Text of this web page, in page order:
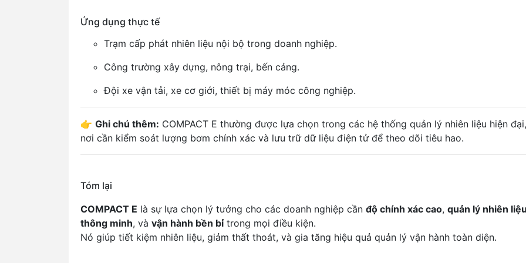
Ứng dụng thực tế
Trạm cấp phát nhiên liệu nội bộ trong doanh nghiệp.
Công trường xây dựng, nông trại, bến cảng.
Đội xe vận tải, xe cơ giới, thiết bị máy móc công nghiệp.
👉 Ghi chú thêm: COMPACT E thường được lựa chọn trong các hệ thống quản lý nhiên liệu hiện đại,
nơi cần kiểm soát lượng bơm chính xác và lưu trữ dữ liệu điện tử để theo dõi tiêu hao.
Tóm lại
COMPACT E là sự lựa chọn lý tưởng cho các doanh nghiệp cần độ chính xác cao, quản lý nhiên
thông minh, và vận hành bền bỉtrong mọi điều kiện.
Nó giúp tiết kiệm nhiên liệu, giảm thất thoát, và gia tăng hiệu quả quản lý vận hành toàn diện.